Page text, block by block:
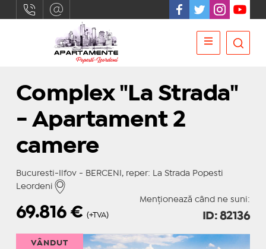
Complex "La Strada"
- Apartament 2
camere
Bucuresti-Ilfov - BERCENI, reper: La Strada Popesti
Leordeni
Menționează când ne suni:
69.816€ (+TVA) ID: 82136
VÂNDUT